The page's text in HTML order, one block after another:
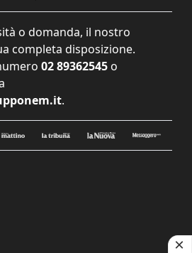
o domanda, il nostro
completa disposizione.
02 89362545 o
.